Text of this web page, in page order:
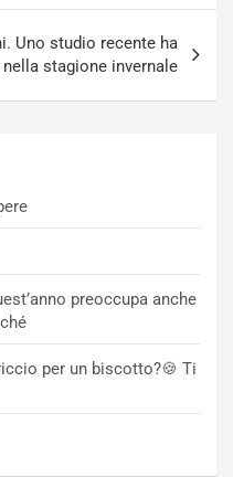
Uno studio recente ha
stagione invernale
preoccupa anche
per un biscotto?🍪 Ti